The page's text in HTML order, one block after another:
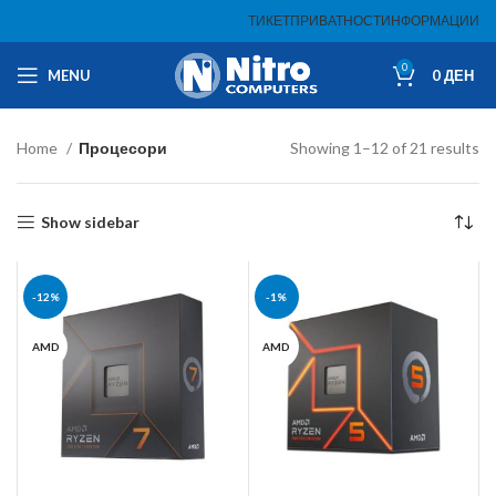
ТИКЕТПРИВАТНОСТИНФОРМАЦИИ
MENU 0 0ДЕН
Home Процесори Showing 1–12 of 21 results
Show sidebar
-12%
AMD
-1%
AMD